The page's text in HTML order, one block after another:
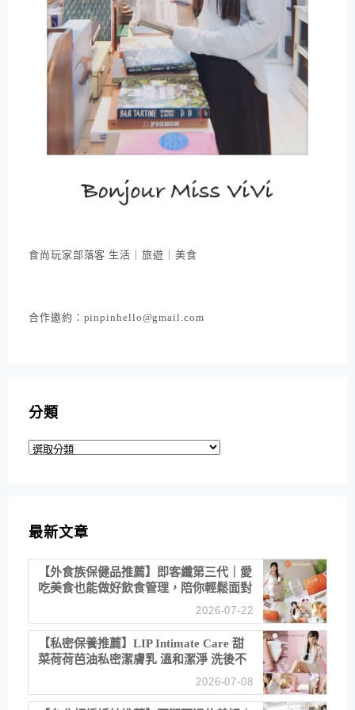
食尚玩家部落客 生活｜旅遊｜美食
合作邀約：pinpinhello@gmail.com
分類
分
最新文章
【外食族保健品推薦】即客纖第三代｜愛
吃美食也能做好飲食管理，陪你輕鬆面對
2026-07-22
【私密保養推薦】LIP Intimate Care 甜
菜荷荷芭油私密潔膚乳 溫和潔淨 洗後不
2026-07-08